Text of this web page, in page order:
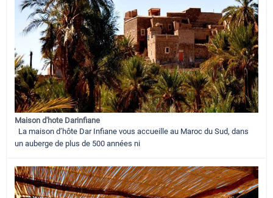
Maison d'hote Darinfiane
La maison d’hôte Dar Infiane vous accueille au Maroc du Sud, dans
un auberge de plus de 500 années ni